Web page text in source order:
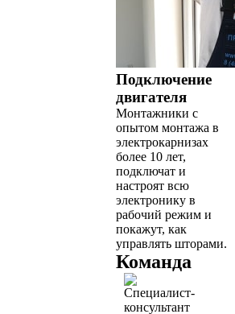
Подключение
двигателя
Монтажники с
опытом монтажа в
электрокарнизах
более 10 лет,
подключат и
настроят всю
электронику в
рабочий режим и
покажут, как
управлять шторами.
Команда